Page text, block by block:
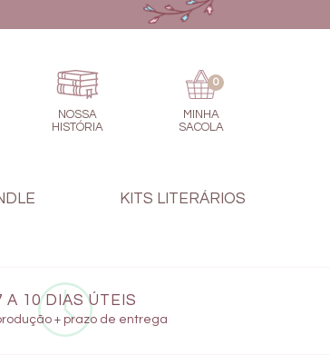
NOSSA
HISTÓRIA
MINHA
SACOLA
0
KITS LITERÁRIOS
A 10 DIAS ÚTEIS
+ prazo de entrega